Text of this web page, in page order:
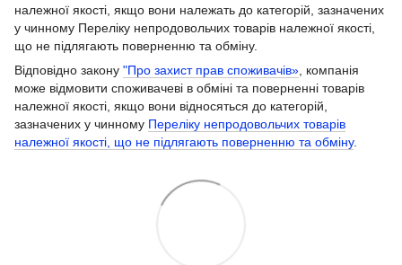
належної якості, якщо вони належать до категорій, зазначених
у чинному Переліку непродовольчих товарів належної якості,
що не підлягають поверненню та обміну.
Відповідно закону "Про захист прав споживачів» , компанія
може відмовити споживачеві в обміні та поверненні товарів
належної якості, якщо вони відносяться до категорій,
зазначених у чинному Переліку непродовольчих товарів
належної якості, що не підлягають поверненню та обміну.